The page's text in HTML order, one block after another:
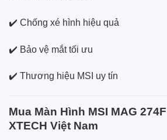
✔️ Chống xé hình hiệu quả
✔️ Bảo vệ mắt tối ưu
✔️ Thương hiệu MSI uy tín
Mua Màn Hình MSI MAG
XTECH Việt Nam